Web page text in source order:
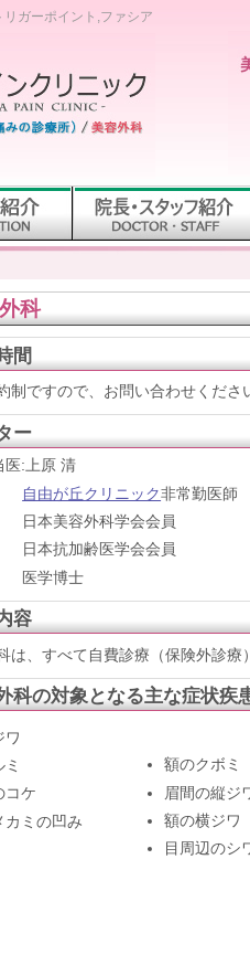
ガーポイント,ファシア
科
間
制ですので、お問い合わせくだ
ー
医:上原 清
自由が丘クリニック非常勤医師
日本美容外科学会会員
日本抗加齢医学会会員
医学博士
容
は、すべて自費診療（保険外診療
科の対象となる主な症状疾
ワ
ミ
コケ
カミの凹み
額のクボミ
眉間の縦ジ
額の横ジワ
目周辺のシ